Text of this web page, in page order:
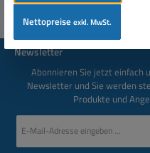
Newsletter
Abonnieren Sie jetzt einfach
Newsletter und Sie werden
Produkte und
Mail-
Nettopreiseexkl. MwSt.